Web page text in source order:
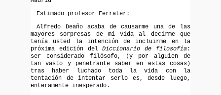
Estimado profesor Ferrater:
Alfredo Deaño acaba de causarme una de las
mayores sorpresas de mi vida al decirme que
tenía usted la intención de incluirme en la
próxima edición delDiccionario de filosofía:
ser considerado filósofo, (y por alguien de
tan vasto y penetrante saber en estas cosas)
tras haber luchado toda la vida con la
tentación de intentar serlo es, desde luego,
enteramente inesperado.